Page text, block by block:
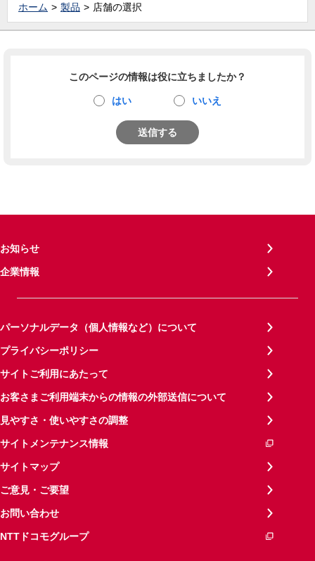
ホーム 製品 店舗の選択
このページの情報は役に立ちましたか？
はい いいえ
送信する
お知らせ
企業情報
パーソナルデータ（個人情報など）について
プライバシーポリシー
サイトご利用にあたって
お客さまご利用端末からの情報の外部送信について
見やすさ・使いやすさの調整
サイトメンテナンス情報
サイトマップ
ご意見・ご要望
お問い合わせ
NTTドコモグループ